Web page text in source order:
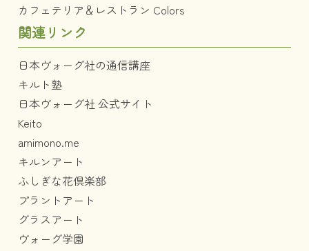
カフェテリア＆レストラン Colors
関連リンク
日本ヴォーグ社の通信講座
キルト塾
日本ヴォーグ社 公式サイト
Keito
amimono.me
キルンアート
ふしぎな花倶楽部
プラントアート
グラスアート
ヴォーグ学園